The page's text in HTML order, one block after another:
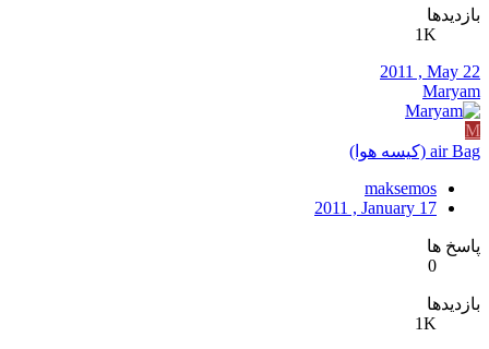
بازدیدها
1K
2011 , May 22
Maryam
M
air Bag (كيسه هوا)
maksemos
2011 , January 17
پاسخ ها
0
بازدیدها
1K